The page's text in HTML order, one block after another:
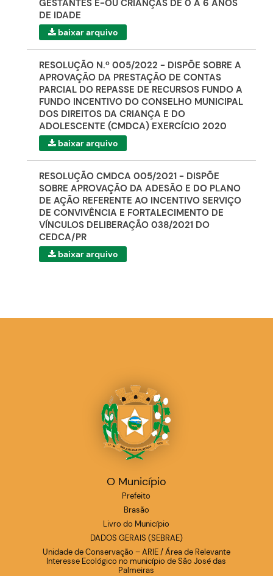
GESTANTES E-OU CRIANÇAS DE 0 A 6 ANOS
DE IDADE
baixar arquivo
RESOLUÇÃO N.º 005/2022 - DISPÕE SOBRE A
APROVAÇÃO DA PRESTAÇÃO DE CONTAS
PARCIAL DO REPASSE DE RECURSOS FUNDO A
FUNDO INCENTIVO DO CONSELHO MUNICIPAL
DOS DIREITOS DA CRIANÇA E DO
ADOLESCENTE (CMDCA) EXERCÍCIO 2020
baixar arquivo
RESOLUÇÃO CMDCA 005/2021 - DISPÕE
SOBRE APROVAÇÃO DA ADESÃO E DO PLANO
DE AÇÃO REFERENTE AO INCENTIVO SERVIÇO
DE CONVIVÊNCIA E FORTALECIMENTO DE
VÍNCULOS DELIBERAÇÃO 038/2021 DO
CEDCA/PR
baixar arquivo
O Município
Prefeito
Brasão
Livro do Município
DADOS GERAIS (SEBRAE)
Unidade de Conservação – ARIE / Área de Relevante
Interesse Ecológico no município de São José das
Palmeiras